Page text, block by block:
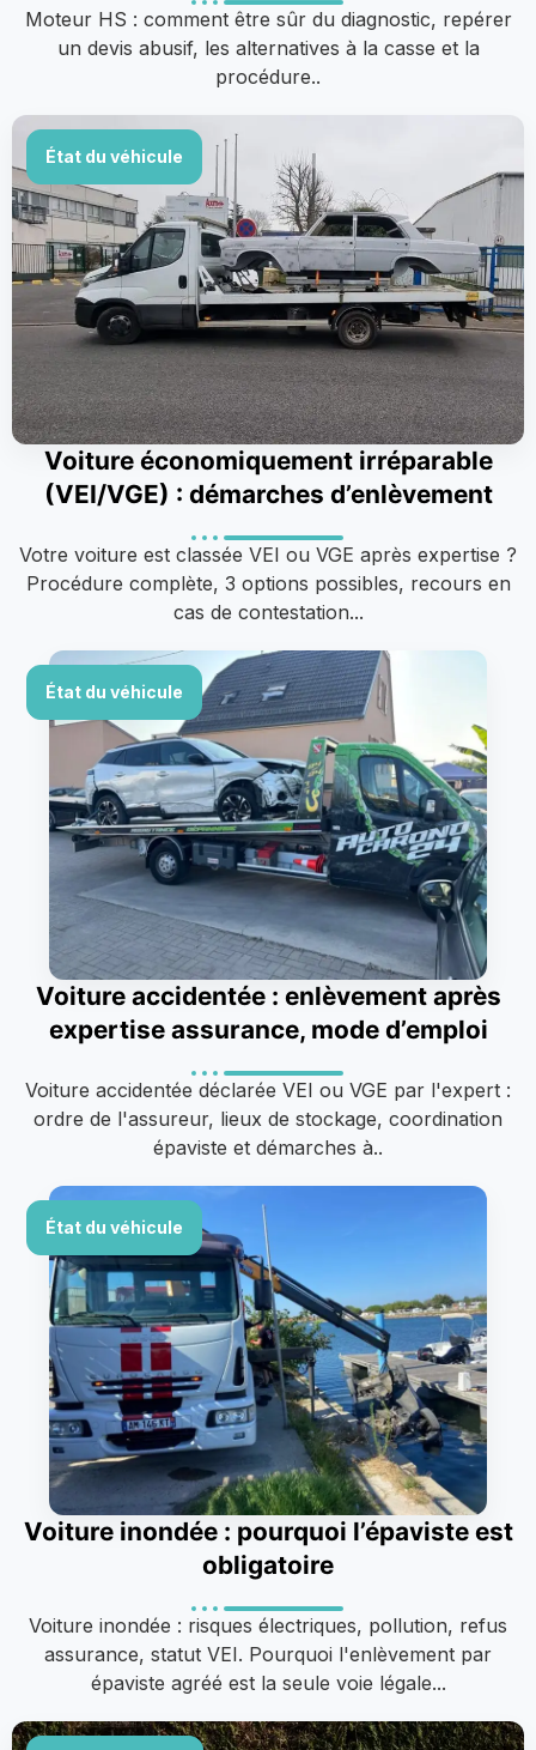
Moteur HS : comment être sûr du diagnostic, repérer
un devis abusif, les alternatives à la casse et la
procédure..
État du véhicule
Voiture économiquement irréparable
(VEI/VGE) : démarches d’enlèvement
Votre voiture est classée VEI ou VGE après expertise ?
Procédure complète, 3 options possibles, recours en
cas de contestation...
État du véhicule
Voiture accidentée : enlèvement après
expertise assurance, mode d’emploi
Voiture accidentée déclarée VEI ou VGE par l'expert :
ordre de l'assureur, lieux de stockage, coordination
épaviste et démarches à..
État du véhicule
Voiture inondée : pourquoi l’épaviste est
obligatoire
Voiture inondée : risques électriques, pollution, refus
assurance, statut VEI. Pourquoi l'enlèvement par
épaviste agréé est la seule voie légale...